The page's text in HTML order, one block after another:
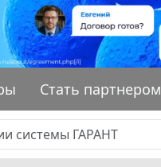
Стать партнером